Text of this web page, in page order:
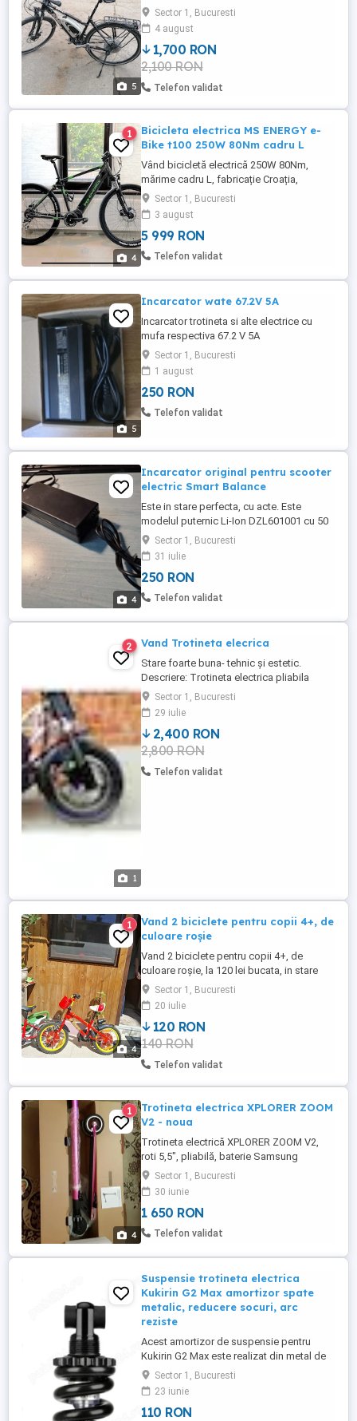
5
in timpl franarii Baterie reconditionata anul
trecut in Iunie (schimbate toate celulele)
Autonomie cu asistenta 50% 90km.
Bicicleta a fost servisata in
primavara(anvelope placute schimbate
lant pinioane in Austria) Km ...
Sector 1, Bucuresti
4 august
1,700 RON
2,100 RON
Telefon validat
4
1
Bicicleta electrica MS ENERGY e-
Bike t100 250W 80Nm cadru L
Vând bicicletă electrică 250W 80Nm,
mărime cadru L, fabricație Croația,
achiziționată anul trecut în 2024. Este
aproape nouă, are 3 ieșiri doar pentru ca
timpul nu-mi permite să o folosesc mai
des, așa ca o scot la vânzare. Specificații
tehnice * Model: MS ENERGY e-Bike t100 *
Sector 1, Bucuresti
3 august
5 999 RON
Telefon validat
5
Incarcator wate 67.2V 5A
Incarcator trotineta si alte electrice cu
mufa respectiva 67.2 V 5A
Sector 1, Bucuresti
1 august
250 RON
Telefon validat
4
Incarcator original pentru scooter
electric Smart Balance
Este in stare perfecta, cu acte. Este
modelul puternic Li-Ion DZL601001 cu 50
60 Hz si 60V.
Sector 1, Bucuresti
31 iulie
250 RON
Telefon validat
1
2 Vand Trotineta elecrica
Stare foarte buna- tehnic și estetic.
Descriere: Trotineta electrica pliabila
performanta NANASCOOTERS
FULLSUSPENSION 52V 600W (1470W)
este o trotineta foarte confortabila pentru
deplasarile prin oras datorita suspensiei
pe aer si a celei hidraulice.
NANASCOOTERS e primul brand din
Romania care ...
Sector 1, Bucuresti
29 iulie
2,400 RON
2,800 RON
Telefon validat
4
1
Vand 2 biciclete pentru copii 4+, de
culoare roșie
Vand 2 biciclete pentru copii 4+, de
culoare roșie, la 120 lei bucata, in stare
perfecta. Bucuresti, Sector 1
Sector 1, Bucuresti
20 iulie
120 RON
140 RON
Telefon validat
4
1
Trotineta electrica XPLORER ZOOM
V2 - noua
Trotineta electrică XPLORER ZOOM V2,
roti 5,5", pliabilă, baterie Samsung
certificată 6.6 AH, 24 V, material aluminiu,
greutate 8 Kg, lumină ro ie, frană spate,
suspensie fa ă, far, cric, culoare roz (Pink)
Trotineta este nouă, n ambalajul original.
Caracteristici generale Tip produs
Sector 1, Bucuresti
30 iunie
1 650 RON
Telefon validat
Suspensie trotineta electrica
Kukirin G2 Max amortizor spate
metalic, reducere socuri, arc
reziste
Acest amortizor de suspensie pentru
Kukirin G2 Max este realizat din metal de
inalta calitate si un arc robust care reduce
eficient vibratiile si impactul. Perfect
pentru trotinete electrice utilizate zilnic
sau pe teren accidentat. Instalare usoara,
Sector 1, Bucuresti
23 iunie
110 RON